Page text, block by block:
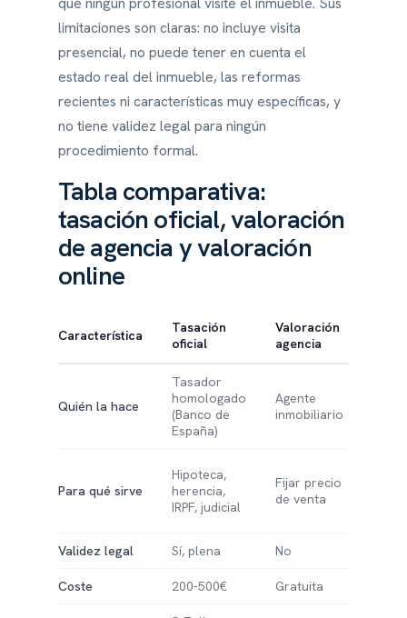
limitaciones son claras: no incluye visita
presencial, no puede tener en cuenta el
estado real del inmueble, las reformas
recientes ni características muy específicas, y
no tiene validez legal para ningún
procedimiento formal.
Tabla comparativa:
tasación oficial, valoración
de agencia y valoración
online
Característica
Tasación
oficial
Valoración
agencia
Quién la hace
Tasador
homologado
(Banco de
España)
Agente
inmobiliario
Para qué sirve
Hipoteca,
herencia,
IRPF, judicial
Fijar precio
de venta
Validez legal Sí, plena No
Coste 200-500€ Gratuita